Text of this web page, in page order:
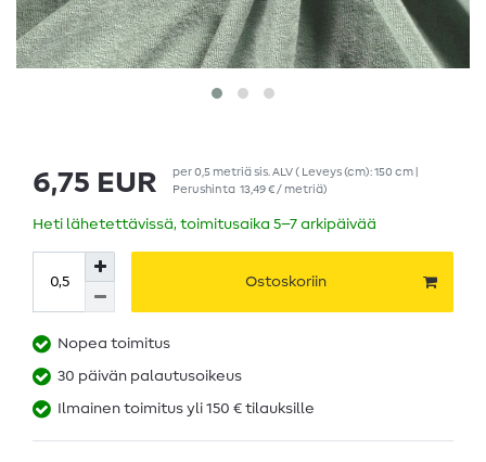
6,75 EUR per0,5 metriäsis. ALV( Leveys (cm): 150 cm |
Perushinta 13,49 € / metriä)
Heti lähetettävissä, toimitusaika 5–7 arkipäivää
Ostoskoriin
Nopea toimitus
30 päivän palautusoikeus
Ilmainen toimitus yli 150 € tilauksille